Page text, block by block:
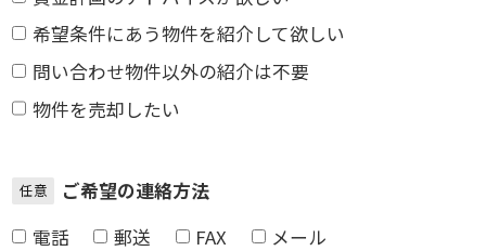
希望条件にあう物件を紹介して欲しい
問い合わせ物件以外の紹介は不要
物件を売却したい
任意
ご希望の連絡方法
電話
郵送 FAX
メール